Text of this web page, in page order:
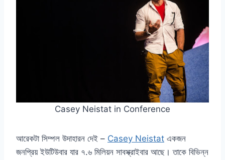
Casey Neistat in Conference
আরেকটা সিম্পল উদাহারন দেই – Casey Neistat একজন
জনপ্রিয় ইউটিউবার যার ৭.৬ মিলিয়ন সাবস্ক্রাইবার আছে। তাকে বিভিন্ন